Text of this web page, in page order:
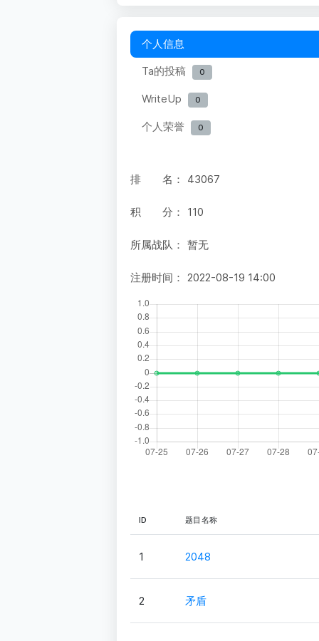
个人信息
Ta的投稿
0
WriteUp 0
个人荣誉 0
排 名： 43067
积 分： 110
所属战队： 暂无
注册时间： 2022-08-19 14:00
ID 题目名称
1 2048
2 矛盾